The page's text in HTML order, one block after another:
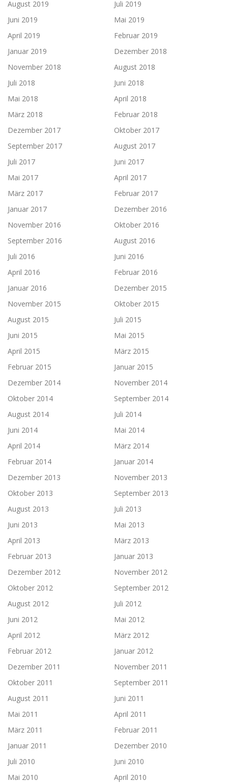
August 2019
Juli 2019
Juni 2019
Mai 2019
April 2019
Februar 2019
Januar 2019
Dezember 2018
November 2018
August 2018
Juli 2018
Juni 2018
Mai 2018
April 2018
März 2018
Februar 2018
Dezember 2017
Oktober 2017
September 2017
August 2017
Juli 2017
Juni 2017
Mai 2017
April 2017
März 2017
Februar 2017
Januar 2017
Dezember 2016
November 2016
Oktober 2016
September 2016
August 2016
Juli 2016
Juni 2016
April 2016
Februar 2016
Januar 2016
Dezember 2015
November 2015
Oktober 2015
August 2015
Juli 2015
Juni 2015
Mai 2015
April 2015
März 2015
Februar 2015
Januar 2015
Dezember 2014
November 2014
Oktober 2014
September 2014
August 2014
Juli 2014
Juni 2014
Mai 2014
April 2014
März 2014
Februar 2014
Januar 2014
Dezember 2013
November 2013
Oktober 2013
September 2013
August 2013
Juli 2013
Juni 2013
Mai 2013
April 2013
März 2013
Februar 2013
Januar 2013
Dezember 2012
November 2012
Oktober 2012
September 2012
August 2012
Juli 2012
Juni 2012
Mai 2012
April 2012
März 2012
Februar 2012
Januar 2012
Dezember 2011
November 2011
Oktober 2011
September 2011
August 2011
Juni 2011
Mai 2011
April 2011
März 2011
Februar 2011
Januar 2011
Dezember 2010
Juli 2010
Juni 2010
Mai 2010
April 2010